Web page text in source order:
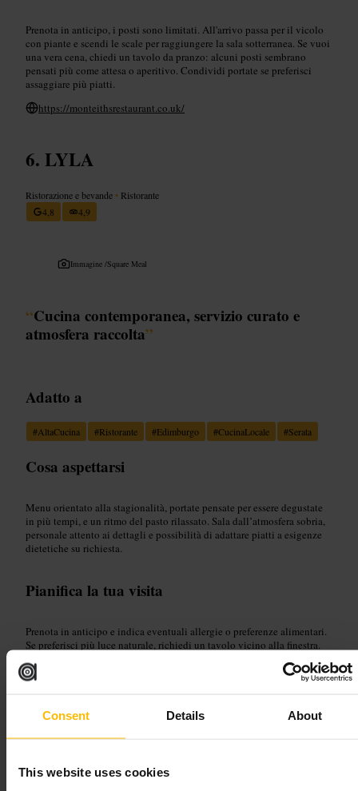
Consent Details About
This website uses cookies
Prenota in anticipo, i posti sono limitati. All'arrivo passa per il vicolo
con piante e scendi le scale per raggiungere la sala sotterranea. Se vuoi
una vera cena, chiedi un tavolo da pranzo: alcuni posti sembrano
pensati più come attesa o aperitivo. Condividi portate se preferisci
assaggiare più piatti.
https://monteithsrestaurant.co.uk/
LYLA
Ristorazione e bevande • Ristorante
4,8
4,9
Immagine /Square Meal
“Cucina contemporanea, servizio curato e
atmosfera raccolta”
Adatto a
#AltaCucina #Ristorante #Edimburgo #CucinaLocale #Serata
Cosa aspettarsi
Menu orientato alla stagionalità, portate pensate per essere degustate
in più tempi, e un ritmo del pasto rilassato. Sala dall’atmosfera sobria,
personale attento ai dettagli e possibilità di adattare piatti a esigenze
dietetiche su richiesta.
Pianifica la tua visita
Prenota in anticipo e indica eventuali allergie o preferenze alimentari.
Se preferisci più luce naturale, richiedi un tavolo vicino alla finestra.
quando disponibile. Opta per un abbigliamento smart casual.
3 Royal Terrace, Edinburgh EH7 5AB, UK